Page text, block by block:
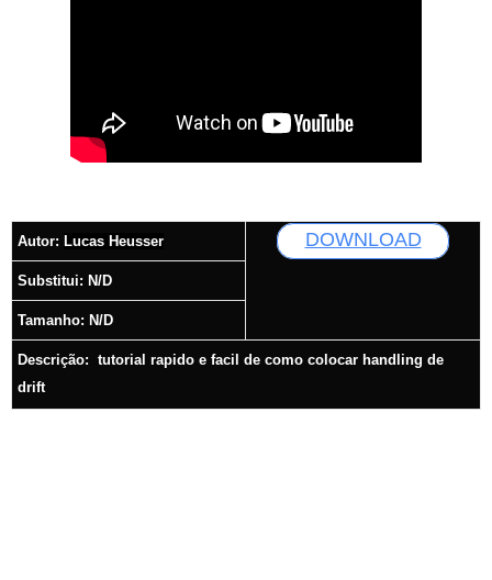
Autor: Lucas Heusser DOWNLOAD
Substitui: N/D
Tamanho: N/D
Descrição: tutorial rapido e facil de como colocar handling de
drift